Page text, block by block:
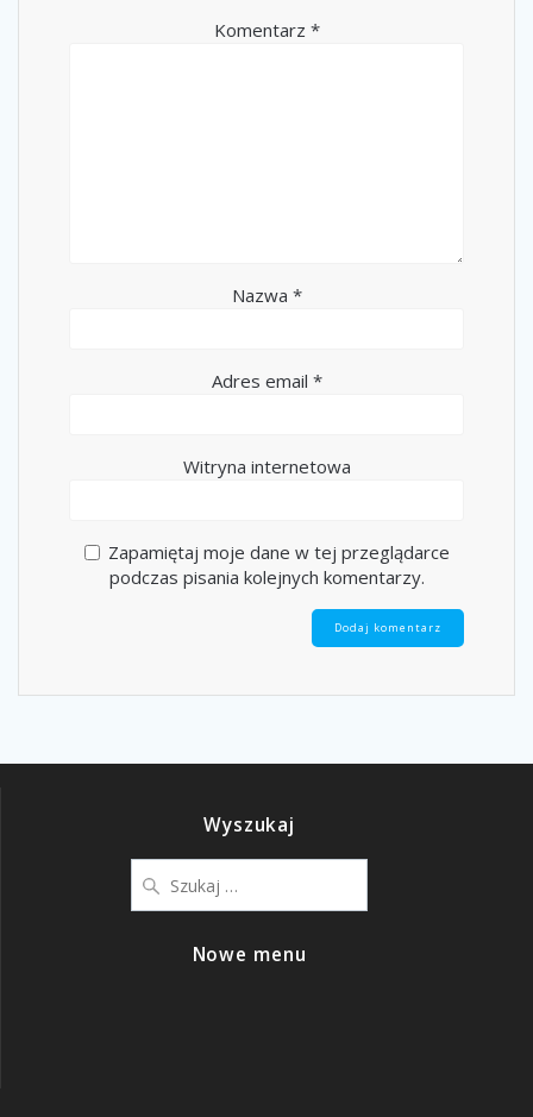
Komentarz *
Nazwa *
Adres email *
Witryna internetowa
Zapamiętaj moje dane w tej przeglądarce
podczas pisania kolejnych komentarzy.
Wyszukaj
Nowe menu